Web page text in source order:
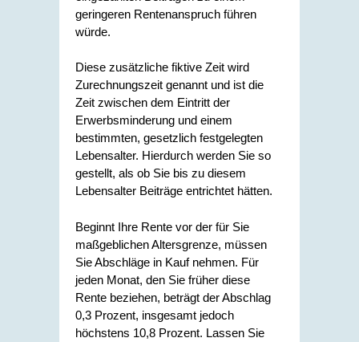
geringeren Rentenanspruch führen
würde.
Diese zusätzliche fiktive Zeit wird
Zurechnungszeit genannt und ist die
Zeit zwischen dem Eintritt der
Erwerbsminderung und einem
bestimmten, gesetzlich festgelegten
Lebensalter. Hierdurch werden Sie so
gestellt, als ob Sie bis zu diesem
Lebensalter Beiträge entrichtet hätten.
Beginnt Ihre Rente vor der für Sie
maßgeblichen Altersgrenze, müssen
Sie Abschläge in Kauf nehmen. Für
jeden Monat, den Sie früher diese
Rente beziehen, beträgt der Abschlag
0,3 Prozent, insgesamt jedoch
höchstens 10,8 Prozent. Lassen Sie